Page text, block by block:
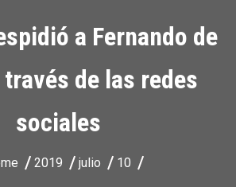
a Fernando de
través de las redes
sociales
2019 julio 10